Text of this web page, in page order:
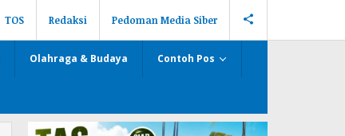
TOS Redaksi Pedoman Media Siber
Olahraga & Budaya Contoh Pos